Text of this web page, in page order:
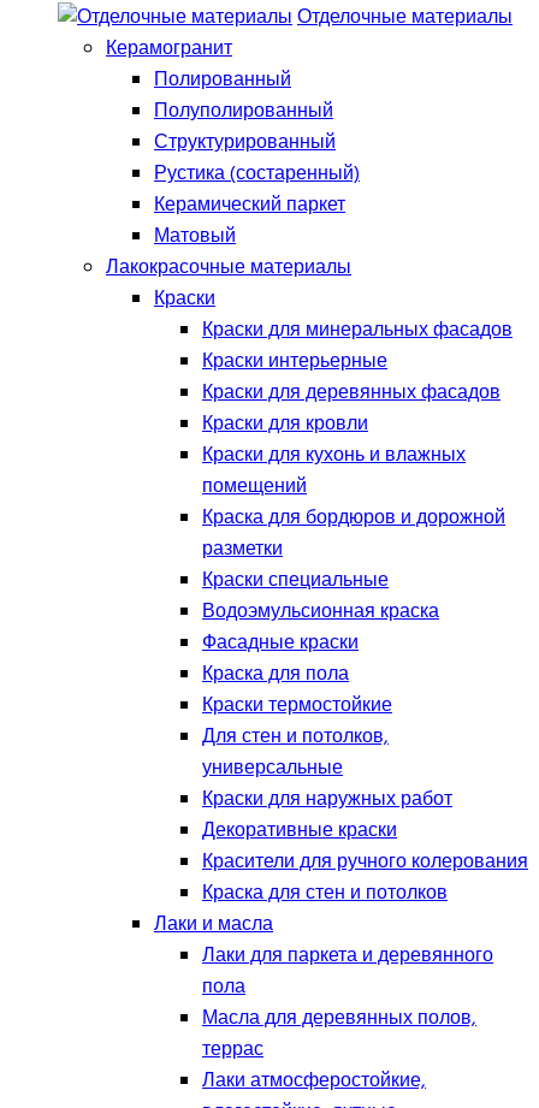
Отделочные материалы
Керамогранит
Полированный
Полуполированный
Структурированный
Рустика (состаренный)
Керамический паркет
Матовый
Лакокрасочные материалы
Краски
Краски для минеральных фасадов
Краски интерьерные
Краски для деревянных фасадов
Краски для кровли
Краски для кухонь и влажных
помещений
Краска для бордюров и дорожной
разметки
Краски специальные
Водоэмульсионная краска
Фасадные краски
Краска для пола
Краски термостойкие
Для стен и потолков,
универсальные
Краски для наружных работ
Декоративные краски
Красители для ручного колерования
Краска для стен и потолков
Лаки и масла
Лаки для паркета и деревянного
пола
Масла для деревянных полов,
террас
Лаки атмосферостойкие,